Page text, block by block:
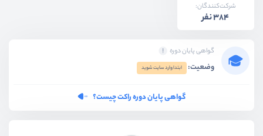
شرکت‌کنندگان:
384 نفر
گواهی پایان دوره
وضعیت: ابتدا وارد سایت شوید
گواهی پایان دوره راکت چیست؟